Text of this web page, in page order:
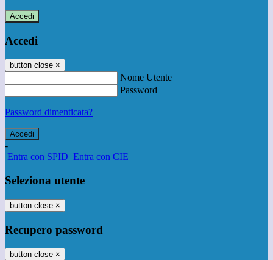
Accedi
Accedi
button close ×
Nome Utente
Password
Password dimenticata?
-
Entra con SPID Entra con CIE
Seleziona utente
button close ×
Recupero password
button close ×